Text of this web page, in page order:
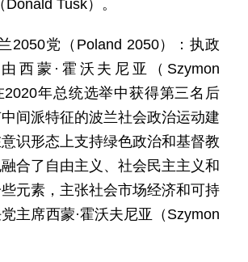
Tusk）。
2050党（Poland 2050）：执政
西蒙·霍沃夫尼亚（Szymon
2020年总统选举中获得第三名后
间派特征的波兰社会政治运动建
识形态上支持绿色政治和基督教
合了自由主义、社会民主主义和
元素，主张社会市场经济和可持
主席西蒙·霍沃夫尼亚（Szymon